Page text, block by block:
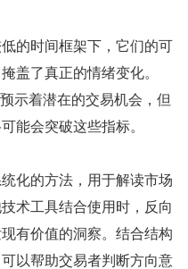
的时间框架下，它们的可
盖了真正的情绪变化。
示着潜在的交易机会，但
能会突破这些指标。
化的方法，用于解读市场
术工具结合使用时，反向
有价值的洞察。结合结构
以帮助交易者判断方向意